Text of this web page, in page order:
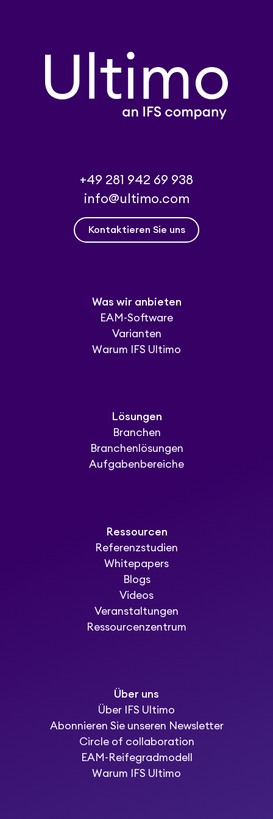
+49 281 942 69 938
info@ultimo.com
Kontaktieren Sie uns
Was wir anbieten
EAM-Software
Varianten
Warum IFS Ultimo
Lösungen
Branchen
Branchenlösungen
Aufgabenbereiche
Ressourcen
Referenzstudien
Whitepapers
Blogs
Videos
Veranstaltungen
Ressourcenzentrum
Über uns
Über IFS Ultimo
Abonnieren Sie unseren Newsletter
Circle of collaboration
EAM-Reifegradmodell
Warum IFS Ultimo